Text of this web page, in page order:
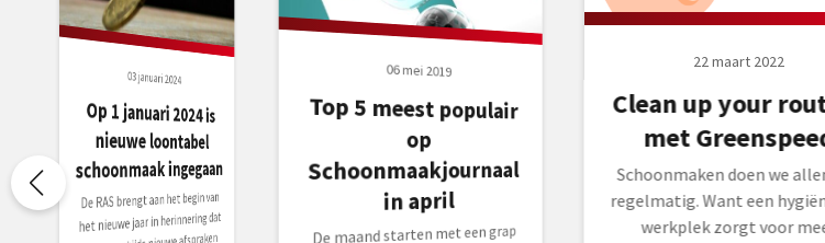
03 januari 2024
Op 1 januari 2024 is
nieuwe loontabel
schoonmaak ingegaan
De RAS brengt aan het begin van
het nieuwe jaar in herinnering dat
06 mei 2019
Top 5 meest populair
op
Schoonmaakjournaal
in april
De maand starten met een grap
22 maart 2022
Clean up your
met
Schoonmaken doen we
regelmatig. Want een
werkplek zorgt voor